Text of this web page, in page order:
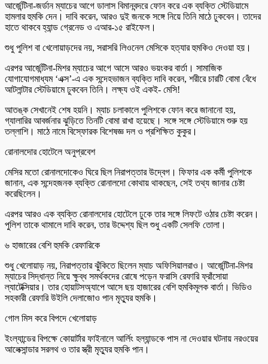
আর্জেন্টিনা-জর্ডান ম্যাচের আগে ডালাস বিমানবন্দরে ফোন করে এক ব্যক্তি স্টেডিয়ামে
হামলার হুমকি দেন। দাবি করেন, আরও দুই জনকে সঙ্গে নিয়ে তিনি মাঠে ঢুকবেন। তাদের
হাতে থাকবে হ্যান্ড গ্রেনেড ও এআর-১৫ রাইফেল।
শুধু পুলিশ বা খেলোয়াড়দের নয়, সরাসরি লিওনেল মেসিকে হত্যার হুমকিও দেওয়া হয়।
এরপর আর্জেন্টিনা-মিশর ম্যাচের আগে আসে আরও ভয়ংকর বার্তা। সামাজিক
যোগাযোগমাধ্যম ‘এক্স’-এ এক সন্দেহভাজন ব্যক্তি দাবি করেন, শরীরে চারটি বোমা বেঁধে
আটলান্টার স্টেডিয়ামে ঢুকবেন তিনি। লক্ষ্য ওই একই- মেসি!
আতঙ্ক সেখানেই শেষ হয়নি। ম্যাচ চলাকালে পুলিশকে ফোন করে জানানো হয়,
গ্যালারির আবর্জনার ঝুড়িতে তিনটি বোমা রাখা হয়েছে। সঙ্গে সঙ্গে স্টেডিয়ামে শুরু হয়
তল্লাশি। মাঠে নামে বিস্ফোরক বিশেষজ্ঞ দল ও প্রশিক্ষিত কুকুর।
রোনালদোর হোটেলে অনুপ্রবেশ
মেসির মতো রোনালদোকেও ঘিরে ছিল নিরাপত্তার উদ্বেগ। ফিফার এক কর্মী পুলিশকে
জানান, এক সন্দেহজনক ব্যক্তি রোনালদো কোথায় থাকছেন, সেই তথ্য জানার চেষ্টা
করেছিলেন।
এরপর আরও এক ব্যক্তি রোনালদোর হোটেলে ঢুকে তার সঙ্গে লিফটে ওঠার চেষ্টা করেন।
পুলিশ তাকে থামালে দাবি করেন, তার উদ্দেশ্য ছিল শুধু একটি সেলফি তোলা।
৬ হাজারের বেশি হুমকি রেফারিকে
শুধু খেলোয়াড় নয়, নিরাপত্তার ঝুঁকিতে ছিলেন ম্যাচ অফিসিয়ালরাও। আর্জেন্টিনা-মিশর
ম্যাচের সিদ্ধান্ত নিয়ে ক্ষুব্ধ সমর্থকদের রোষে পড়েন ফরাসি রেফারি ফ্রাঁসোয়া
ল্যাটেক্সিয়ার। তার হোয়াটসঅ্যাপে আসে ছয় হাজারের বেশি হুমকিমূলক বার্তা। ভিডিও
সহকারী রেফারি উইলি দেলাজোও পান মৃত্যুর হুমকি।
গোল মিস করে বিপদে খেলোয়াড়
ইংল্যান্ডের বিপক্ষে কোয়ার্টার ফাইনালে আর্লিং হল্যান্ডকে পাস না দেওয়ার ঘটনায় নরওয়ের
আলেক্সান্ডার সরলথ ও তার স্ত্রী মৃত্যুর হুমকি পান।